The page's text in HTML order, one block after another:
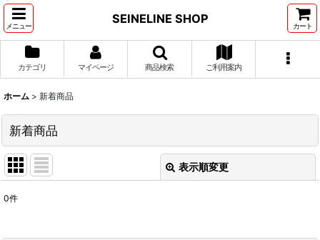
メニュー
SEINELINE SHOP
カート
カテゴリ マイページ 商品検索 ご利用案内
ホーム > 新着商品
新着商品
表示順変更
0件